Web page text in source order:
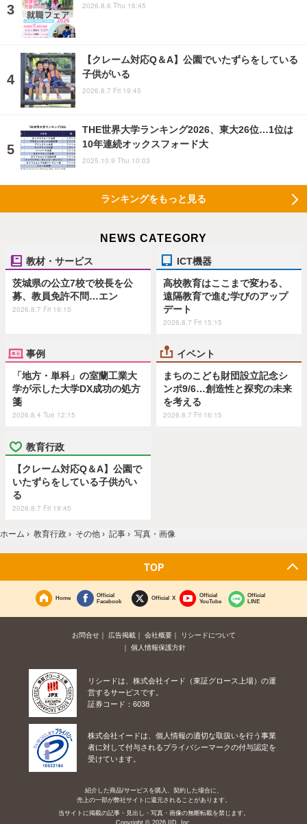
2026.8.6 Thu 16:45
【クレーム対応Q＆A】公園でいたずらをしている
子供がいる
2026.8.7 Fri 19:45
THE世界大学ランキング2026、東大26位…1位は
10年連続オックスフォード大
2025.10.9 Thu 10:03
ランキングをもっと見る
NEWS CATEGORY
教材・サービス
茨城県の公立7校で校長を公
募、教員免許不問…エン
2026.8.7 Fri 19:15
ICT機器
高校教育はここまで変わる、
遠隔教育で進む学びのアップ
デート
2026.8.7 Fri 15:15
事例
「地方・単科」の室蘭工業大
学が示した大学DX成功の処方
箋
2026.8.4 Tue 12:15
イベント
まちのこども財団設立記念シ
ンポ9/6…創造性と探究の未来
を考える
2026.8.7 Fri 16:15
教育行政
【クレーム対応Q＆A】公園で
いたずらをしている子供がい
る
2026.8.7 Fri 19:45
ホーム › 教育行政 › その他 › 記事 › 写真・画像
TOP
Home
Official
Facebook
Official X
Official
YouTube
Official
LINE
お問合せ 広告掲載 会社概要
リシードについて
個人情報保護方針
リシードは、株式会社イード（東証グロース上場）の運
営するサービスです。
証券コード：6038
株式会社イードは、個人情報の適切な取扱いを行う事業
者に対して付与されるプライバシーマークの付与認定を
受けています。
紹介した商品/サービスを購入、契約した場合に、
売上の一部が弊社サイトに還元されることがあります。
当サイトに掲載の記事・見出し・写真・画像の無断転載を禁じます。
Copyright © 2026 IID, Inc.